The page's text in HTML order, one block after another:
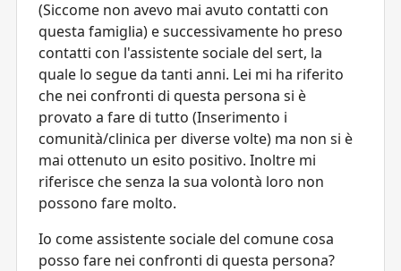
(Siccome non avevo mai avuto contatti con
questa famiglia) e successivamente ho preso
contatti con l'assistente sociale del sert, la
quale lo segue da tanti anni. Lei mi ha riferito
che nei confronti di questa persona si è
provato a fare di tutto (Inserimento i
comunità/clinica per diverse volte) ma non si è
mai ottenuto un esito positivo. Inoltre mi
riferisce che senza la sua volontà loro non
possono fare molto.
Io come assistente sociale del comune cosa
posso fare nei confronti di questa persona?